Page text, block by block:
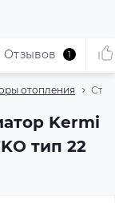
отопления
Kermi
тип 22
Отзывов 1